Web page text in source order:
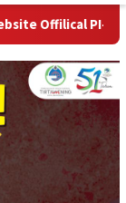
Offilical PI-